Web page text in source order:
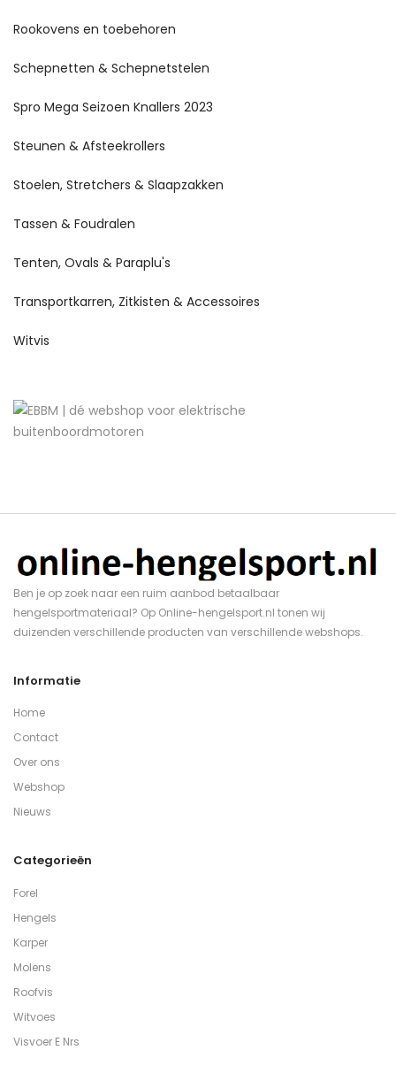
Rookovens en toebehoren
Schepnetten & Schepnetstelen
Spro Mega Seizoen Knallers 2023
Steunen & Afsteekrollers
Stoelen, Stretchers & Slaapzakken
Tassen & Foudralen
Tenten, Ovals & Paraplu's
Transportkarren, Zitkisten & Accessoires
Witvis
Ben je op zoek naar een ruim aanbod betaalbaar
hengelsportmateriaal? Op Online-hengelsport.nl tonen wij
duizenden verschillende producten van verschillende webshops.
Informatie
Home
Contact
Over ons
Webshop
Nieuws
Categorieën
Forel
Hengels
Karper
Molens
Roofvis
Witvoes
Visvoer E Nrs